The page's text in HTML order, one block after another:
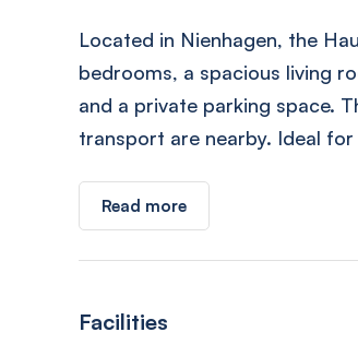
Located in Nienhagen, the
bedrooms, a spacious living
and a private parking space.
transport are nearby. Ideal
Read more
Facilities